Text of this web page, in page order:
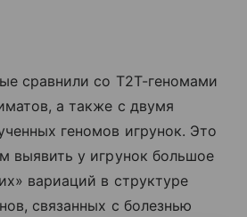
сравнили со T2T-геномами
а также с двумя
геномов игрунок. Это
выявить у игрунок большое
вариаций в структуре
связанных с болезнью